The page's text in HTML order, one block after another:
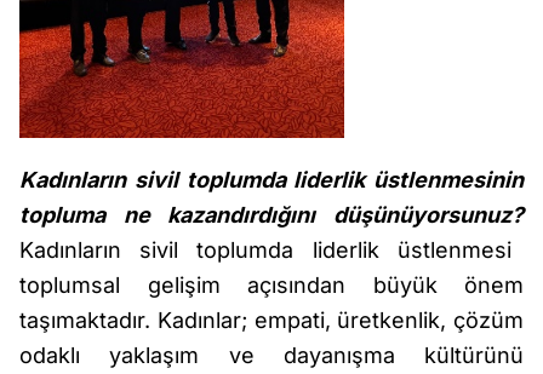
Kadınların sivil toplumda liderlik üstlenmesinin
topluma ne kazandırdığını düşünüyorsunuz?
Kadınların sivil toplumda liderlik üstlenmesi
toplumsal gelişim açısından büyük önem
taşımaktadır. Kadınlar; empati, üretkenlik, çözüm
odaklı yaklaşım ve dayanışma kültürünü